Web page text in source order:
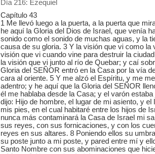
Día 216: Ezequiel
Capítulo 43
1 Me llevó luego a la puerta, a la puerta que
he aquí la Gloria del Dios de Israel, que venía
sonido como el sonido de muchas aguas, y la
causa de su gloria. 3 Y la visión que vi como la
visión que vi cuando vine para destruir la
la visión que vi junto al río de Quebar; y caí
Gloria del SEÑOR entró en la Casa por la vía
cara al oriente. 5 Y me alzó el Espíritu, y me
adentro; y he aquí que la Gloria del SEÑOR
él me hablaba desde la Casa; y el varón
dijo: Hijo de hombre, el lugar de mi asiento, y el
mis pies, en el cual habitaré entre los hijos de
nunca más contaminará la Casa de Israel mi
sus reyes, con sus fornicaciones, y con los
reyes en sus altares. 8 Poniendo ellos su
su poste junto a mi poste, y pared entre mí y
Santo Nombre con sus abominaciones que